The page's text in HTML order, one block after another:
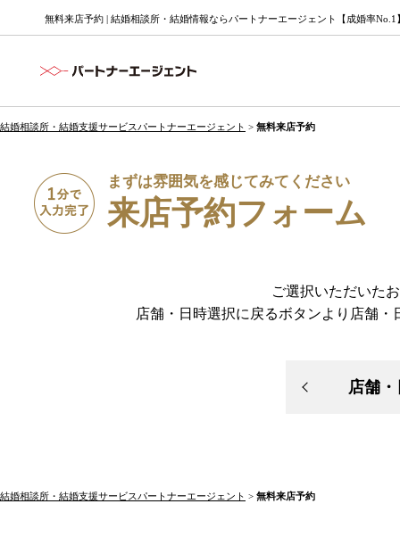
無料来店予約 | 結婚相談所・結婚情報ならパートナーエージェント【成婚率No.1
結婚相談所・結婚支援サービスパートナーエージェント > 無料来店予約
まずは雰囲気を感じてみてください
来店予約フォーム
ご選択いただいた
店舗・日時選択に戻るボタンより店舗
店舗
結婚相談所・結婚支援サービスパートナーエージェント > 無料来店予約